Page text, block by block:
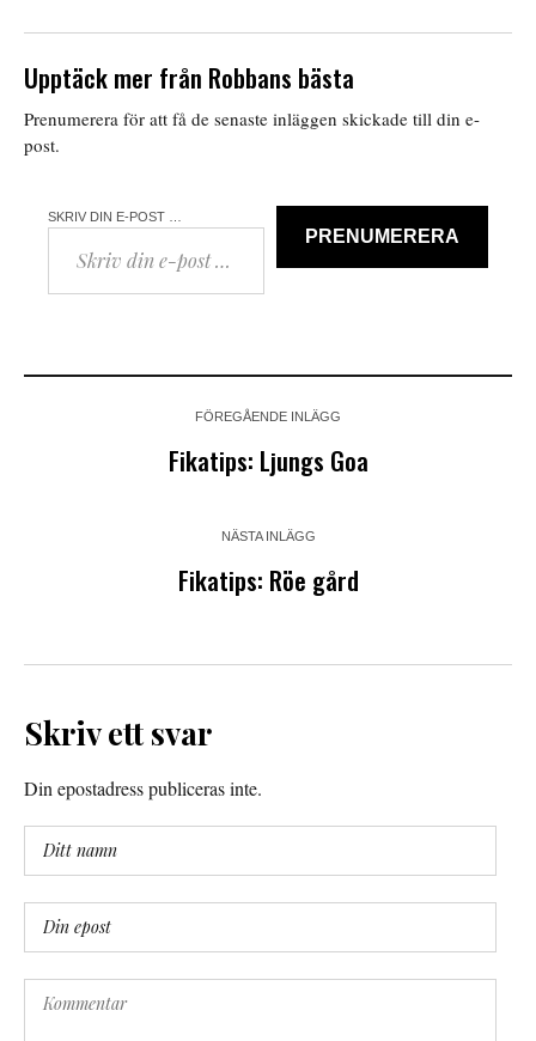
Upptäck mer från Robbans bästa
Prenumerera för att få de senaste inläggen skickade till din e-
post.
SKRIV DIN E-POST …
PRENUMERERA
FÖREGÅENDE INLÄGG
Fikatips: Ljungs Goa
NÄSTA INLÄGG
Fikatips: Röe gård
Skriv ett svar
Din epostadress publiceras inte.